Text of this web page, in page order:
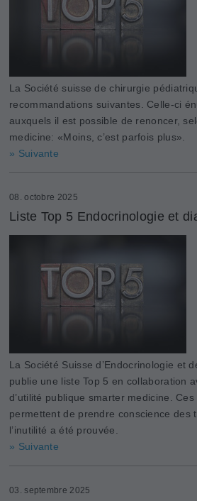
La Société suisse de chirurgie
recommandations suivantes. Celle-ci
auxquels il est possible de renoncer,
medicine: «Moins, c’est parfois plus».
» Suivante
08. octobre 2025
Liste Top 5 Endocrinologie et
La Société Suisse d’Endocrinologie et
publie une liste Top 5 en collaboration
d’utilité publique smarter medicine.
permettent de prendre conscience des
l’inutilité a été prouvée.
» Suivante
03. septembre 2025